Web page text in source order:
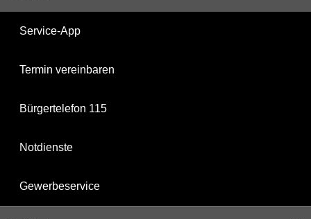
Service-App
Termin vereinbaren
Bürgertelefon 115
Notdienste
Gewerbeservice